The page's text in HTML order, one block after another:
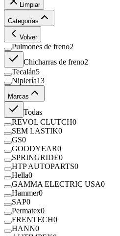
Limpiar
Categorías
Volver
Pulmones de freno2
Chicharras de freno2
Tecalán5
Niplería13
Marcas
Todas
REVOL CLUTCH0
SEM LASTIK0
GS0
GOODYEAR0
SPRINGRIDE0
HTP AUTOPARTS0
Hella0
GAMMA ELECTRIC USA0
Hammer0
SAP0
Permatex0
FRENTECH0
HANN0